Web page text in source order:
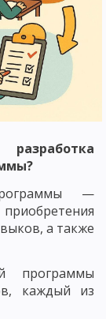
—
а также
программы
каждый из